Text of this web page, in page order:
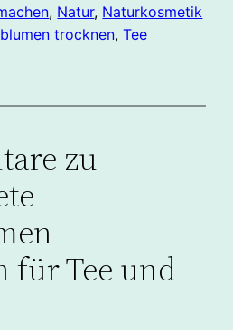
, Natur, Naturkosmetik
trocknen, Tee
zu
für Tee und